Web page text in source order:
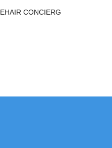
CONCIERG